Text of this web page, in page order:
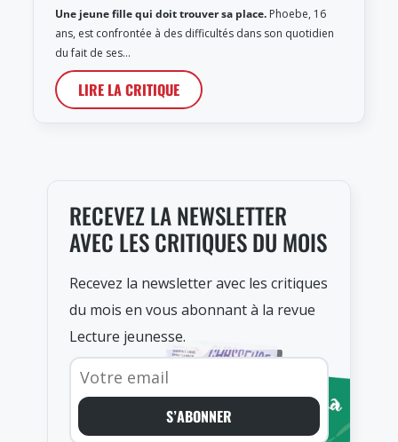
Une jeune fille qui doit trouver sa place. Phoebe, 16
ans, est confrontée à des difficultés dans son quotidien
du fait de ses…
LIRE LA CRITIQUE
RECEVEZ LA NEWSLETTER
AVEC LES CRITIQUES DU MOIS
Recevez la newsletter avec les critiques
du mois en vous abonnant à la revue
Lecture jeunesse.
S’ABONNER